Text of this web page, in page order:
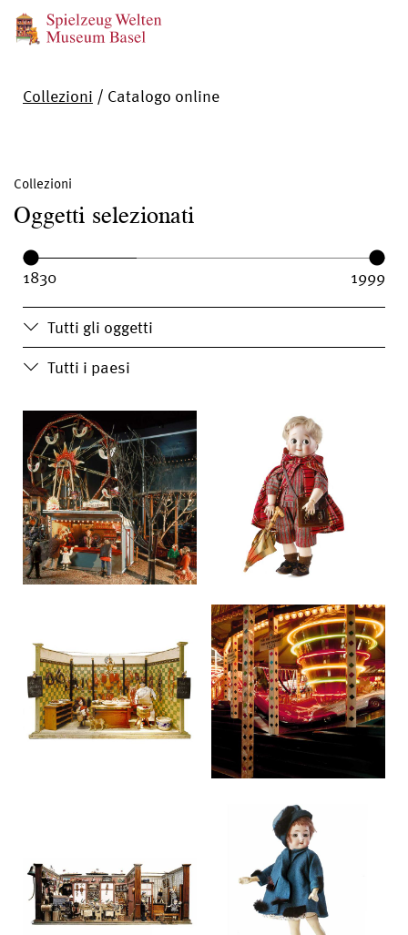
Collezioni / Catalogo online
Collezioni
Oggetti selezionati
Tutti gli oggetti
Tutti i paesi
Year range:
Year from:
Year until: